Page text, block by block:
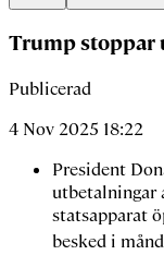
Trump stoppar
Publicerad
4 Nov 2025 18:22
President
utbetalningar
statsapparat
besked i